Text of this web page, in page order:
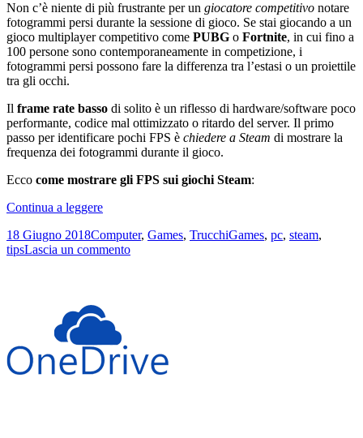
Non c’è niente di più frustrante per un giocatore competitivo notare
fotogrammi persi durante la sessione di gioco. Se stai giocando a un
gioco multiplayer competitivo come PUBG o Fortnite, in cui fino a
100 persone sono contemporaneamente in competizione, i
fotogrammi persi possono fare la differenza tra l’estasi o un proiettile
tra gli occhi.
Il frame rate basso di solito è un riflesso di hardware/software poco
performante, codice mal ottimizzato o ritardo del server. Il primo
passo per identificare pochi FPS è chiedere a Steam di mostrare la
frequenza dei fotogrammi durante il gioco.
Ecco come mostrare gli FPS sui giochi Steam:
Continua a leggereCome
gli
FPS
Scritto
il
18 Giugno 2018Categorie
Computer, Games, TrucchiTag
Games, pc, steam,
tipsLascia un commentosu
Steam